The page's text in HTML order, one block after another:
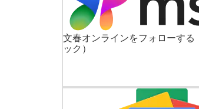
文春オンラインをフォローする
ック）